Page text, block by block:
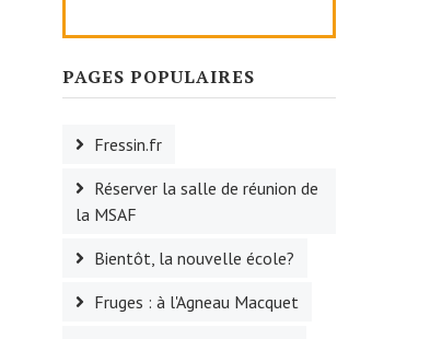
PAGES POPULAIRES
Fressin.fr
Réserver la salle de réunion de
la MSAF
Bientôt, la nouvelle école?
Fruges : à l'Agneau Macquet